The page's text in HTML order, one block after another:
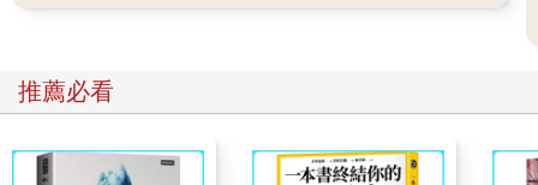
況的遊手好閒的人，來叫男人回家的婦女，甚至還有一個亞麻色
患，而她本人卻仍沒有打開辦公室的門。
有一種人天生的氣質就會讓他在其他人和普通人面前顯得矯矯不
群，這樣的人有種天賦本能，而這種天賦本能唯有年齡很小的孩
推薦必看